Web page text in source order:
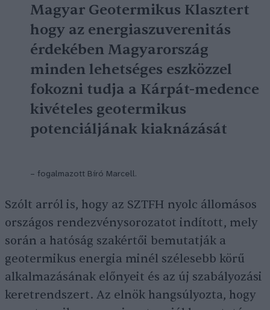
Magyar Geotermikus Klasztert
hogy az energiaszuverenitás
érdekében Magyarország
minden lehetséges eszközzel
fokozni tudja a Kárpát-medence
kivételes geotermikus
potenciáljának kiaknázását
– fogalmazott Bíró Marcell.
Szólt arról is, hogy az SZTFH nyolc állomásos
országos rendezvénysorozatot indított, mely
során a hatóság szakértői bemutatják a
geotermikus energia minél szélesebb körű
alkalmazásának előnyeit és az új szabályozási
keretrendszert. Az elnök hangsúlyozta, hogy